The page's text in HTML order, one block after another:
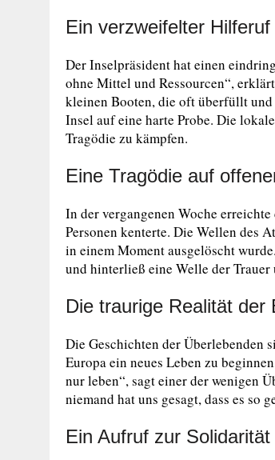
Ein verzweifelter Hilferuf
Der Inselpräsident hat einen
ohne Mittel und Ressourcen“,
kleinen Booten, die oft überfüllt
Insel auf eine harte Probe. Die
Tragödie zu kämpfen.
Eine Tragödie auf
In der vergangenen Woche
Personen kenterte. Die Wellen des
in einem Moment ausgelöscht
und hinterließ eine Welle der Trauer
Die traurige Realität der
Die Geschichten der Überlebenden
Europa ein neues Leben zu
nur leben“, sagt einer der wenigen
niemand hat uns gesagt, dass es so
Ein Aufruf zur Solidarität